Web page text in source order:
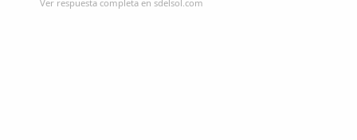
Ver respuesta completa en sdelsol.com